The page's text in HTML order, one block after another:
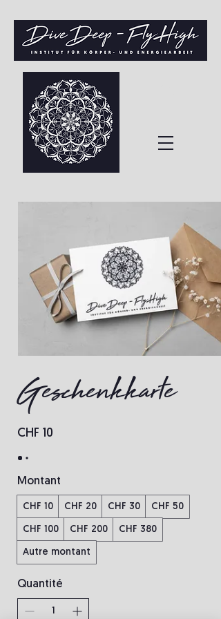
Geschenkkarte
CHF 10
Montant
CHF 10 CHF 20 CHF 30 CHF 50
CHF 100 CHF 200 CHF 380
Autre montant
Quantité